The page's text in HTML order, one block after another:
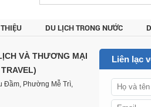
DU LỊCH TRONG NƯỚC
VÀ THƯƠNG MẠI
Đầm, Phường Mễ Trì,
Liên lạc